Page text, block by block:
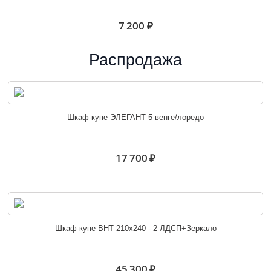
7 200 ₽
Распродажа
Шкаф-купе ЭЛЕГАНТ 5 венге/лоредо
17 700 ₽
Шкаф-купе ВНТ 210х240 - 2 ЛДСП+Зеркало